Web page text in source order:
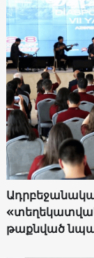
թաքնված